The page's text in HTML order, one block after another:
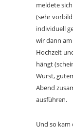
meldete
(sehr
individuell
wir dann
Hochzeit
hängt
Wurst,
Abend
ausführen.
Und so kam